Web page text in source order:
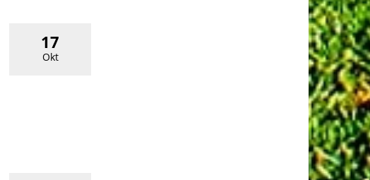
17
Okt